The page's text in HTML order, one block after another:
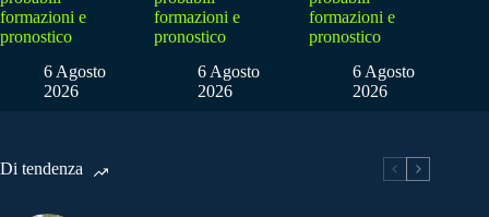
formazioni e
pronostico
6 Agosto
2026
formazioni e
pronostico
6 Agosto
2026
formazioni e
pronostico
6 Agosto
2026
Di tendenza